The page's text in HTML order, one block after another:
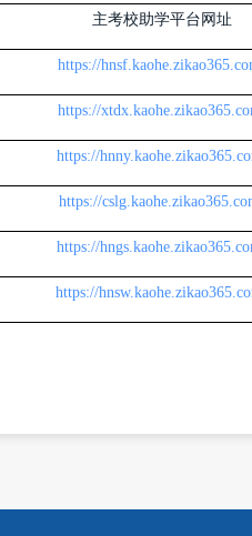
主考校助学平台网址
https://
https://
https://
https://
https://
https://